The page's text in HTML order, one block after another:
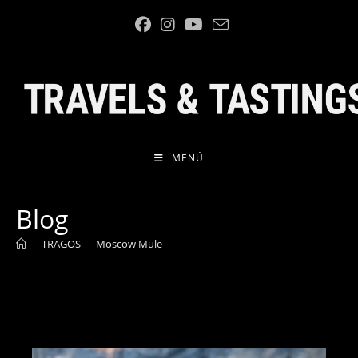
MENÚ
Blog
TRAGOS Moscow Mule